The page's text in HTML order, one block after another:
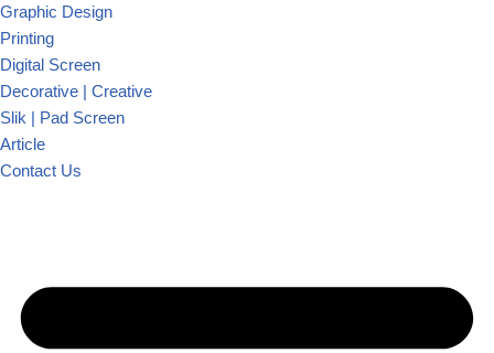
Graphic Design
Printing
Digital Screen
Decorative | Creative
Slik | Pad Screen
Article
Contact Us